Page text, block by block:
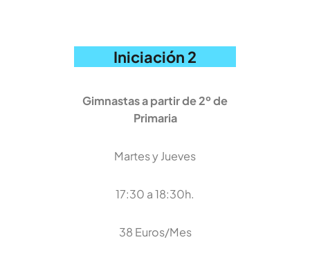
Iniciación 2
Gimnastas a partir de 2º de
Primaria
Martes y Jueves
17:30 a 18:30h.
38 Euros/Mes